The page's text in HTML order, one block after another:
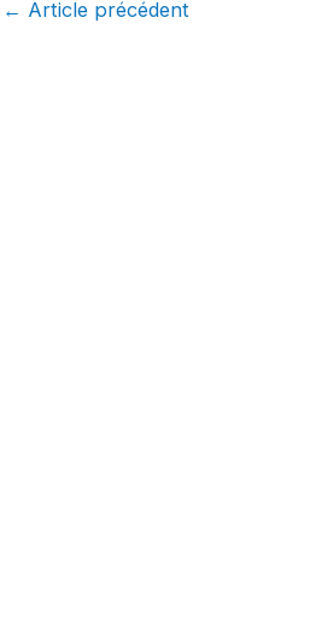
← Article précédent